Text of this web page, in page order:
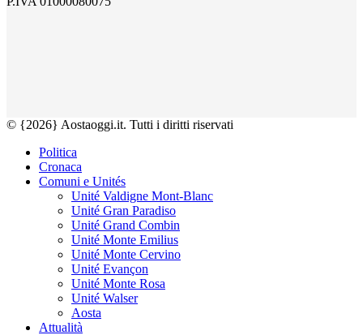
© {2026} Aostaoggi.it. Tutti i diritti riservati
Politica
Cronaca
Comuni e Unités
Unité Valdigne Mont-Blanc
Unité Gran Paradiso
Unité Grand Combin
Unité Monte Emilius
Unité Monte Cervino
Unité Evançon
Unité Monte Rosa
Unité Walser
Aosta
Attualità